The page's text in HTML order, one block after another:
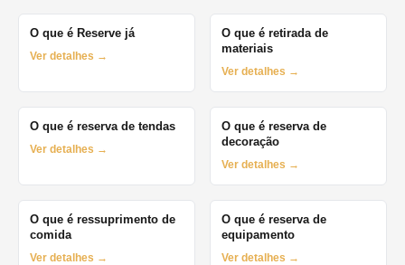
O que é Reserve já
Ver detalhes →
O que é retirada de
materiais
Ver detalhes →
O que é reserva de tendas
Ver detalhes →
O que é reserva de
decoração
Ver detalhes →
O que é ressuprimento de
comida
Ver detalhes →
O que é reserva de
equipamento
Ver detalhes →